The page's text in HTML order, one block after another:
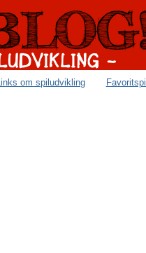
Links om spiludvikling Favoritspil